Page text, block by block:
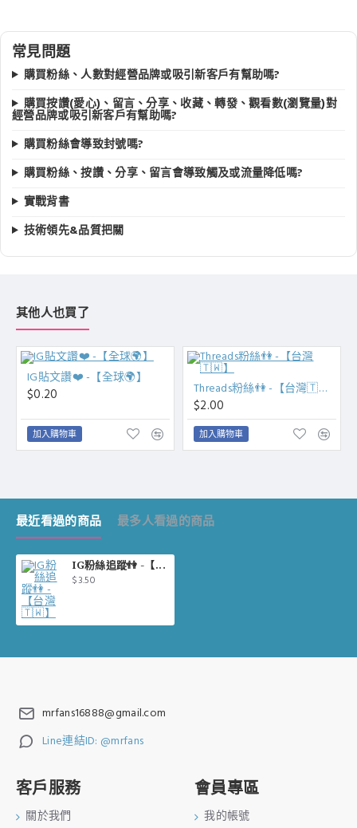
常見問題
購買粉絲、人數對經營品牌或吸引新客戶有幫助嗎?
購買按讚(愛心)、留言、分享、收藏、轉發、觀看數(瀏覽量)對
經營品牌或吸引新客戶有幫助嗎?
購買粉絲會導致封號嗎?
購買粉絲、按讚、分享、留言會導致觸及或流量降低嗎?
實戰背書
技術領先&品質把關
其他人也買了
IG貼文讚❤️ -【全球🌍】
$0.20
加入購物車
Threads粉絲👫 -【台灣🇹🇼】
$2.00
加入購物車
最近看過的商品 最多人看過的商品
IG粉絲追蹤👫 -【台灣🇹🇼】
$3.50
mrfans16888@gmail.com
Line連結ID: @mrfans
客戶服務
關於我們
會員專區
我的帳號